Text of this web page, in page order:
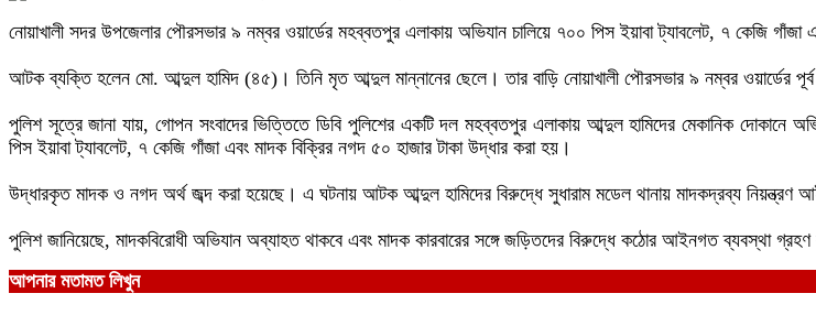
নোয়াখালী সদর উপজেলার পৌরসভার ৯ নম্বর ওয়ার্ডের মহব্বতপুর এলাকায় অভিযান চালিয়ে ৭০০ পিস ইয়াবা ট্যাবলেট, ৭ কেজি
‎আটক ব্যক্তি হলেন মো. আব্দুল হামিদ (৪৫)। তিনি মৃত আব্দুল মান্নানের ছেলে। তার বাড়ি নোয়াখালী পৌরসভার ৯ নম্বর ওয়ার্ডের পূর্ব
‎পুলিশ সূত্রে জানা যায়, গোপন সংবাদের ভিত্তিতে ডিবি পুলিশের একটি দল মহব্বতপুর এলাকায় আব্দুল হামিদের মেকানিক
পিস ইয়াবা ট্যাবলেট, ৭ কেজি গাঁজা এবং মাদক বিক্রির নগদ ৫০ হাজার টাকা উদ্ধার করা হয়।
‎উদ্ধারকৃত মাদক ও নগদ অর্থ জব্দ করা হয়েছে। এ ঘটনায় আটক আব্দুল হামিদের বিরুদ্ধে সুধারাম মডেল থানায় মাদকদ্রব্য নিয়ন্ত্রণ
‎পুলিশ জানিয়েছে, মাদকবিরোধী অভিযান অব্যাহত থাকবে এবং মাদক কারবারের সঙ্গে জড়িতদের বিরুদ্ধে কঠোর আইনগত ব্যবস্থা গ্রহণ
আপনার মতামত লিখুন